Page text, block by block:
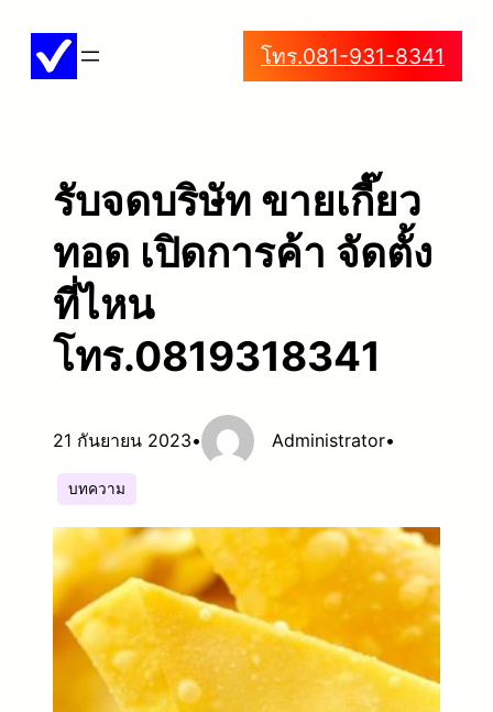
โทร.081-931-8341
รับจดบริษัท ขายเกี๊ยว
ทอด เปิดการค้า จัดตั้ง
ที่ไหน
โทร.0819318341
21 กันยายน 2023• Administrator•
บทความ